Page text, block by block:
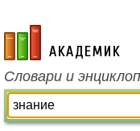
academic.ru
Словари и